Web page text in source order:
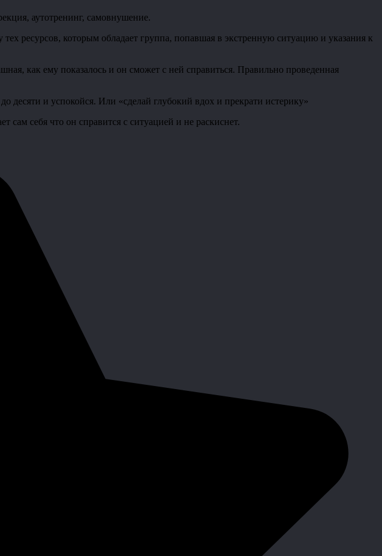
аутотренинг, самовнушение.
ресурсов, которым обладает группа, попавшая в экстренную ситуацию и указания к
как ему показалось и он сможет с ней справиться. Правильно проведенная
десяти и успокойся. Или «сделай глубокий вдох и прекрати истерику»
себя что он справится с ситуацией и не раскиснет.